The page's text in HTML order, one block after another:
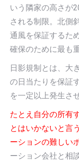
いう隣家の高さが
される制限。北側
通風を保証するた
確保のために最も
日影規制とは、大
の日当たりを保証
を一定以上発生さ
たとえ自分の所有
とはいかないと言
ーションの難しい
ーション会社と相